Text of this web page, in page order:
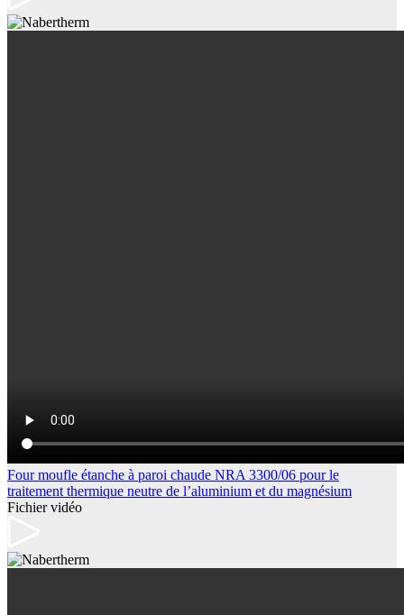
Four moufle étanche à paroi chaude NRA 3300/06 pour le
traitement thermique neutre de l’aluminium et du magnésium
Fichier vidéo